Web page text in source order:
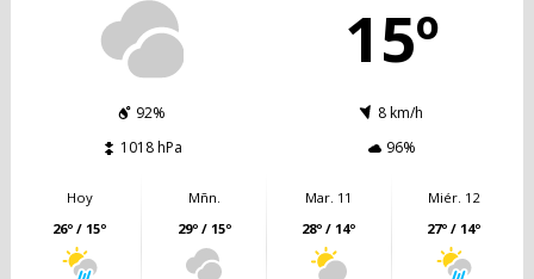
15º
92%
8 km/h
1018 hPa
96%
Hoy
26º / 15º
Mñn.
29º / 15º
Mar. 11
28º / 14º
Miér. 12
27º / 14º